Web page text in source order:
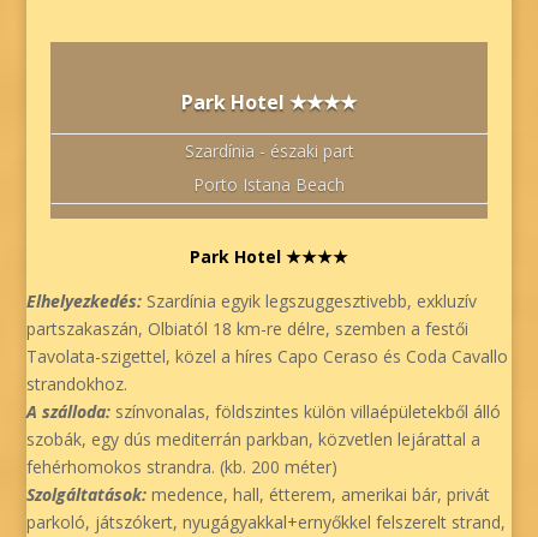
Park Hotel ★★★★
Szardínia - északi part
Porto Istana Beach
Park Hotel ★★★★
Elhelyezkedés: Szardínia egyik legszuggesztivebb, exkluzív
partszakaszán, Olbiatól 18 km-re délre, szemben a festői
Tavolata-szigettel, közel a híres Capo Ceraso és Coda Cavallo
strandokhoz.
A szálloda: színvonalas, földszintes külön villaépületekből álló
szobák, egy dús mediterrán parkban, közvetlen lejárattal a
fehérhomokos strandra. (kb. 200 méter)
Szolgáltatások: medence, hall, étterem, amerikai bár, privát
parkoló, játszókert, nyugágyakkal+ernyőkkel felszerelt strand,